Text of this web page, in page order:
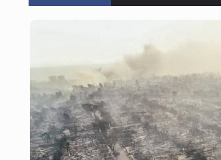
México sub 20 es
Detienen a presunto
Netanyahu rechaza
Detienen a 28
Muere a los 48 años